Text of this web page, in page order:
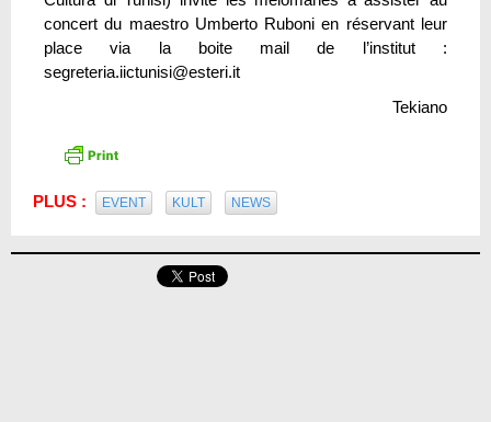
concert du maestro Umberto Ruboni en réservant leur
place via la boite mail de l’institut :
segreteria.iictunisi@esteri.it
Tekiano
PLUS : EVENT KULT NEWS